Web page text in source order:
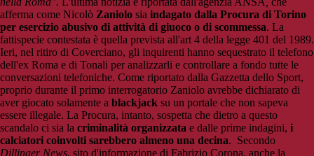
afferma come Nicolò Zaniolo sia indagato dalla Procura di Torino
per esercizio abusivo di attività di giuoco o di scommessa. La
fattispecie contestata è quella prevista all'art 4 della legge 401 del 1989.
Ieri, nel ritiro di Coverciano, gli inquirenti hanno sequestrato il telefono
dell'ex Roma e di Tonali per analizzarli e controllare a fondo tutte le
conversazioni telefoniche. Come riportato dalla Gazzetta dello Sport,
proprio durante il primo interrogatorio Zaniolo avrebbe dichiarato di
aver giocato solamente a blackjack su un portale che non sapeva
essere illegale. La Procura, intanto, sospetta che dietro a questo
scandalo ci sia la criminalità organizzata e dalle prime indagini, i
calciatori coinvolti sarebbero almeno una decina. Secondo
Dillinger News, sito d'informazione di Fabrizio Corona, anche la